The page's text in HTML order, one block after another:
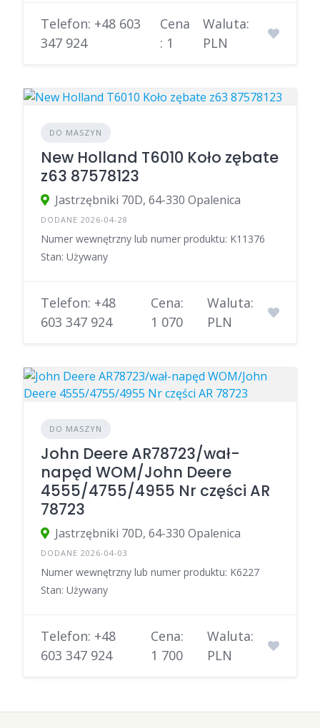
Telefon: +48 603
347 924
Cena
: 1
Waluta:
PLN
DO MASZYN
New Holland T6010 Koło zębate
z63 87578123
Jastrzębniki 70D, 64-330 Opalenica
DODANE 2026-04-28
Numer wewnętrzny lub numer produktu: K11376
Stan: Używany
Telefon: +48
603 347 924
Cena:
1 070
Waluta:
PLN
DO MASZYN
John Deere AR78723/wał-
napęd WOM/John Deere
4555/4755/4955 Nr części AR
78723
Jastrzębniki 70D, 64-330 Opalenica
DODANE 2026-04-03
Numer wewnętrzny lub numer produktu: K6227
Stan: Używany
Telefon: +48
603 347 924
Cena:
1 700
Waluta:
PLN